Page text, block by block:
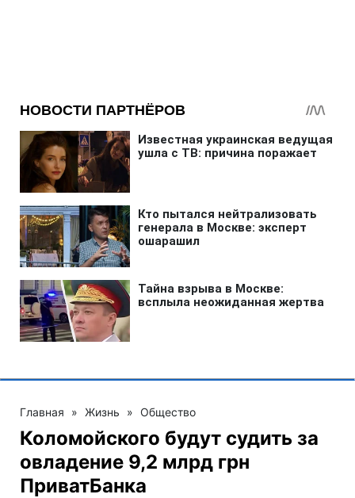
Главная » Жизнь » Общество
Коломойского будут судить за
овладение 9,2 млрд грн
ПриватБанка